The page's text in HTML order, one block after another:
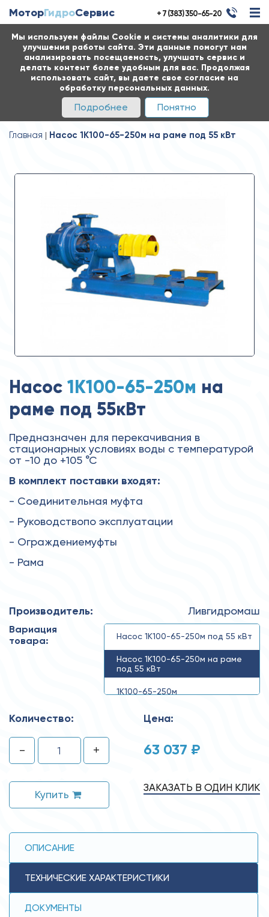
Мы используем файлы Cookie и системы аналитики для
улучшения работы сайта. Эти данные помогут нам
анализировать посещаемость, улучшать сервис и
делать контент более удобным для вас. Продолжая
использовать сайт, вы даете свое согласие на
обработку персональных данных.
Подробнее Понятно
МоторГидроСервис + 7 (383) 350-65-20
Главная Насос 1К100-65-250м на раме под 55 кВт
Насос 1К100-65-250м на
раме под 55кВт
Предназначен для перекачивания в
стационарных условиях воды с температурой
от -10 до +105 °С
В комплект поставки входят:
- Соединительная муфта
- Руководствопо эксплуатации
- Ограждениемуфты
- Рама
Производитель: Ливгидромаш
Вариация
товара:
Насос 1К100-65-250м под 55 кВт
Насос 1К100-65-250м на раме
под 55 кВт
1К100-65-250м
Количество:
- +
Купить
Цена:
63 037 ₽
ЗАКАЗАТЬ В ОДИН КЛИК
ОПИСАНИЕ
ТЕХНИЧЕСКИЕ ХАРАКТЕРИСТИКИ
ДОКУМЕНТЫ